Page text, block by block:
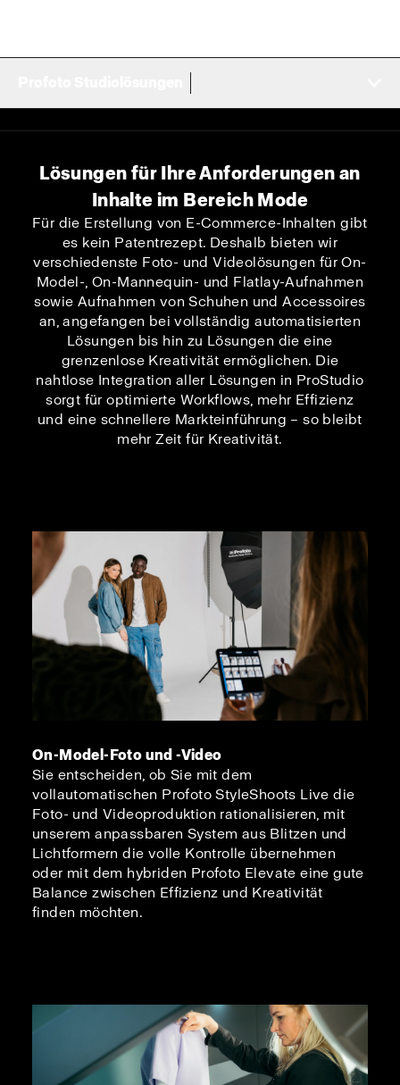
Lösungen für Ihre Anforderungen an
Inhalte im Bereich Mode
Für die Erstellung von E-Commerce-Inhalten gibt
es kein Patentrezept. Deshalb bieten wir
verschiedenste Foto- und Videolösungen für On-
Model-, On-Mannequin- und Flatlay-Aufnahmen
sowie Aufnahmen von Schuhen und Accessoires
an, angefangen bei vollständig automatisierten
Lösungen bis hin zu Lösungen die eine
grenzenlose Kreativität ermöglichen. Die
nahtlose Integration aller Lösungen in ProStudio
sorgt für optimierte Workflows, mehr Effizienz
und eine schnellere Markteinführung – so bleibt
mehr Zeit für Kreativität.
On-Model-Foto und -Video
Sie entscheiden, ob Sie mit dem
vollautomatischen Profoto StyleShoots Live die
Foto- und Videoproduktion rationalisieren, mit
unserem anpassbaren System aus Blitzen und
Lichtformern die volle Kontrolle übernehmen
oder mit dem hybriden Profoto Elevate eine gute
Balance zwischen Effizienz und Kreativität
finden möchten.